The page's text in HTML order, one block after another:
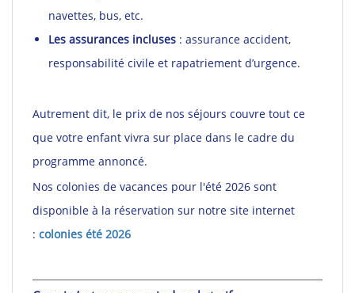
navettes, bus, etc.
Les assurances incluses : assurance accident,
responsabilité civile et rapatriement d’urgence.
Autrement dit, le prix de nos séjours couvre tout ce
que votre enfant vivra sur place dans le cadre du
programme annoncé.
Nos colonies de vacances pour l'été 2026 sont
disponible à la réservation sur notre site internet
: colonies été 2026